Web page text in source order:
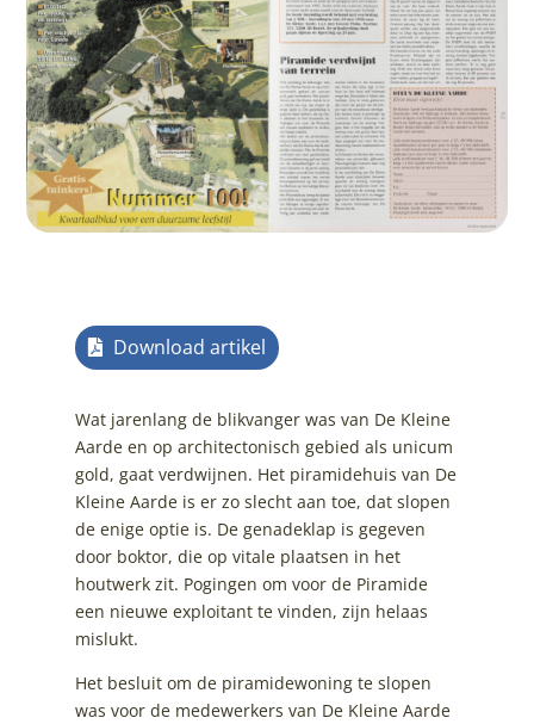
Download artikel
Wat jarenlang de blikvanger was van De Kleine
Aarde en op architectonisch gebied als unicum
gold, gaat verdwijnen. Het piramidehuis van De
Kleine Aarde is er zo slecht aan toe, dat slopen
de enige optie is. De genadeklap is gegeven
door boktor, die op vitale plaatsen in het
houtwerk zit. Pogingen om voor de Piramide
een nieuwe exploitant te vinden, zijn helaas
mislukt.
Het besluit om de piramidewoning te slopen
was voor de medewerkers van De Kleine Aarde